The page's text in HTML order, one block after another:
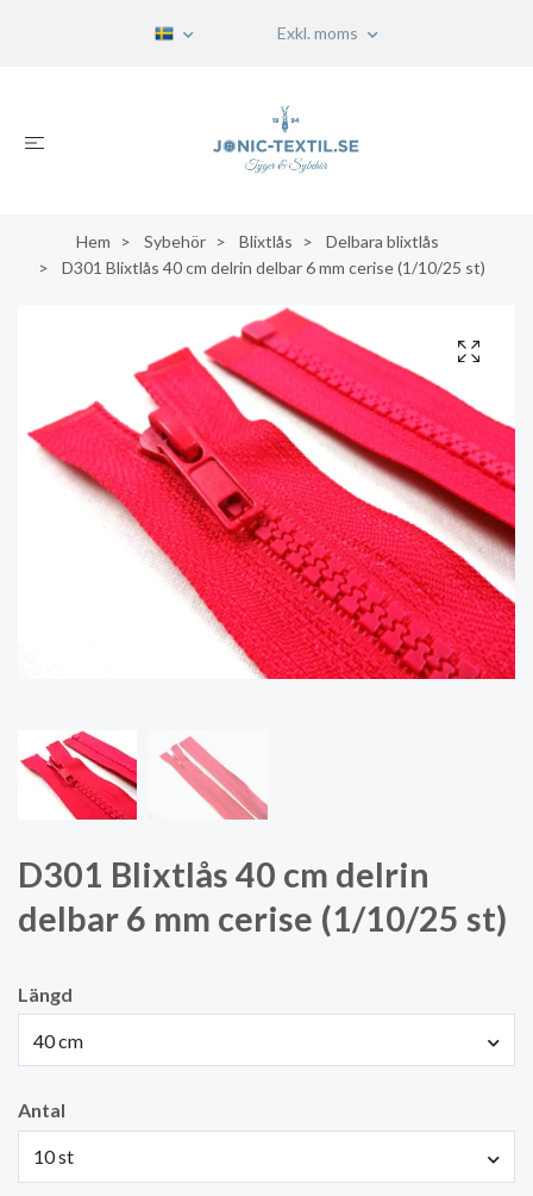
Exkl. moms
Hem Sybehör Blixtlås
Delbara blixtlås
D301 Blixtlås 40 cm delrin delbar 6 mm cerise (1/10/25 st)
D301 Blixtlås 40 cm delrin
delbar 6 mm cerise (1/10/25 st)
Längd
40 cm
Antal
10 st